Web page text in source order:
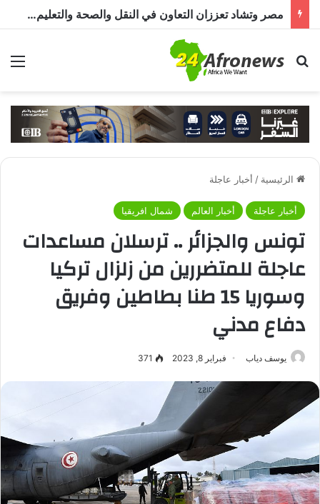
مصر وتشاد تعززان التعاون في النقل والصحة والتعليم والاستثمار خلال الدورة الرابعة للجنة المشتركة
بحث عن
الرئيسية / أخبار عاجلة
أخبار عاجلة أخبار العالم شمال افريقيا
تونس والجزائر .. ترسلان مساعدات
عاجلة للمتضررين من زلزال تركيا
وسوريا 15 طنا بطاطين وفريق
دفاع مدني
يوسف دياب فبراير 8, 2023 371